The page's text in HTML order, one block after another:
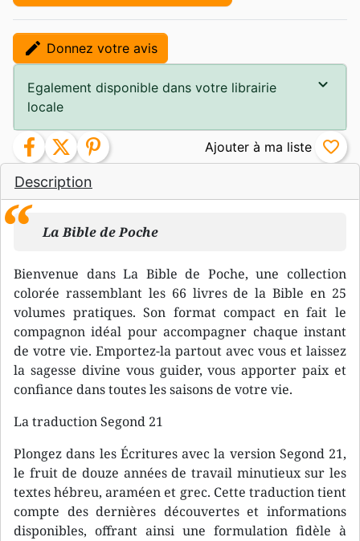
Description
La Bible de Poche
Bienvenue dans La Bible de Poche, une collection
colorée rassemblant les 66 livres de la Bible en 25
volumes pratiques. Son format compact en fait le
compagnon idéal pour accompagner chaque instant
de votre vie. Emportez-la partout avec vous et laissez
la sagesse divine vous guider, vous apporter paix et
confiance dans toutes les saisons de votre vie.
La traduction Segond 21
Plongez dans les Écritures avec la version Segond 21,
le fruit de douze années de travail minutieux sur les
textes hébreu, araméen et grec. Cette traduction tient
compte des dernières découvertes et informations
disponibles, offrant ainsi une formulation fidèle à
edit Donnez votre avis
Egalement disponible dans votre librairie
locale
facebook twitter pinterest favorite_border